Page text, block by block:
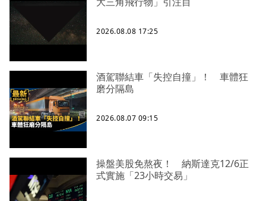
2026.08.08 17:25
酒駕聯結車「失控自撞」！ 車體狂
磨分隔島
2026.08.07 09:15
操盤美股免熬夜！ 納斯達克12/6正
式實施「23小時交易」